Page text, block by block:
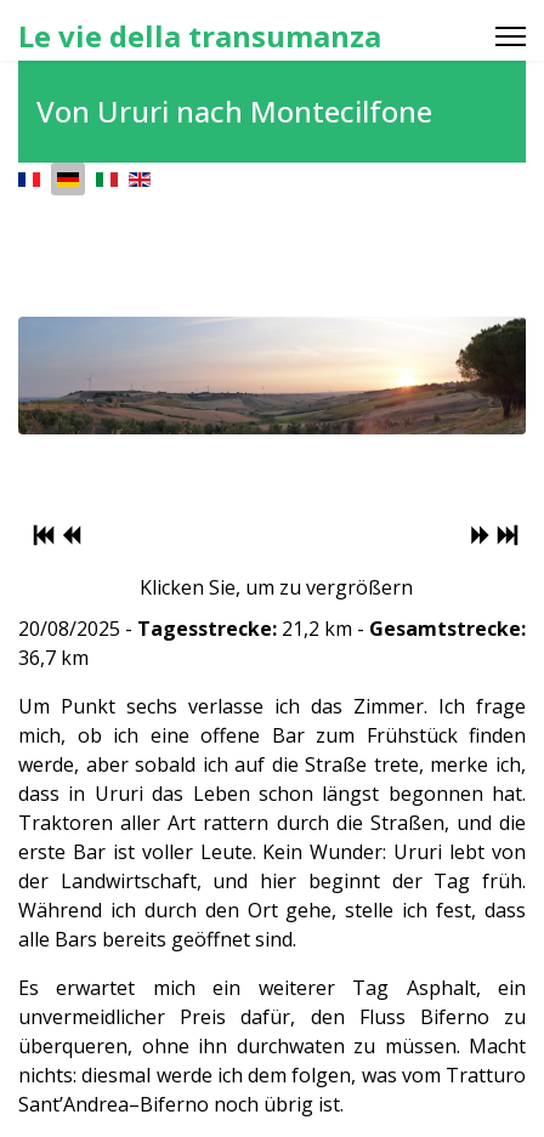
Le vie della transumanza
Von Ururi nach Montecilfone
Sprache auswählen
Klicken Sie, um zu vergrößern
20/08/2025 - Tagesstrecke: 21,2 km - Gesamtstrecke:
36,7 km
Um Punkt sechs verlasse ich das Zimmer. Ich frage
mich, ob ich eine offene Bar zum Frühstück finden
werde, aber sobald ich auf die Straße trete, merke ich,
dass in Ururi das Leben schon längst begonnen hat.
Traktoren aller Art rattern durch die Straßen, und die
erste Bar ist voller Leute. Kein Wunder: Ururi lebt von
der Landwirtschaft, und hier beginnt der Tag früh.
Während ich durch den Ort gehe, stelle ich fest, dass
alle Bars bereits geöffnet sind.
Es erwartet mich ein weiterer Tag Asphalt, ein
unvermeidlicher Preis dafür, den Fluss Biferno zu
überqueren, ohne ihn durchwaten zu müssen. Macht
nichts: diesmal werde ich dem folgen, was vom Tratturo
Sant’Andrea–Biferno noch übrig ist.